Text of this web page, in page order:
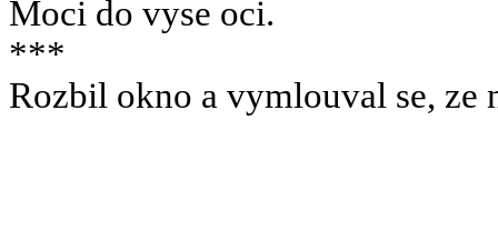
Moci do vyse oci.
***
Rozbil okno a vymlouval se, ze